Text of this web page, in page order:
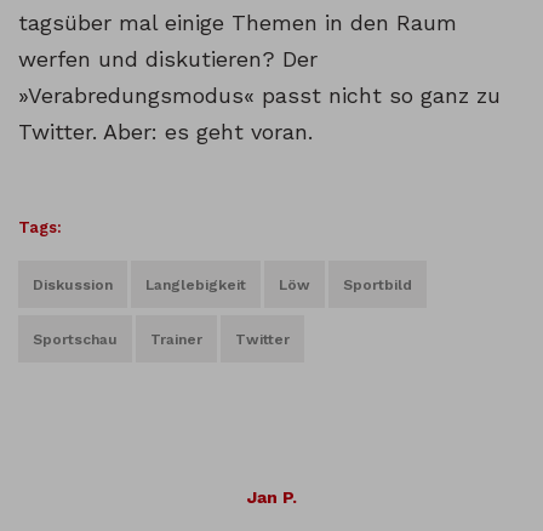
tagsüber mal einige Themen in den Raum
werfen und diskutieren? Der
»Verabredungsmodus« passt nicht so ganz zu
Twitter. Aber: es geht voran.
Tags:
Diskussion Langlebigkeit Löw Sportbild
Sportschau Trainer Twitter
Jan P.